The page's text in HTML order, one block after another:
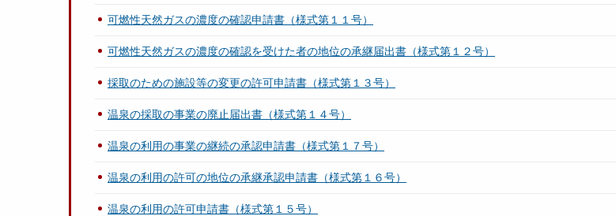
可燃性天然ガスの濃度の確認申請書（様式第１１号）
可燃性天然ガスの濃度の確認を受けた者の地位の承継届出書（様式第１２号）
採取のための施設等の変更の許可申請書（様式第１３号）
温泉の採取の事業の廃止届出書（様式第１４号）
温泉の利用の事業の継続の承認申請書（様式第１７号）
温泉の利用の許可の地位の承継承認申請書（様式第１６号）
温泉の利用の許可申請書（様式第１５号）